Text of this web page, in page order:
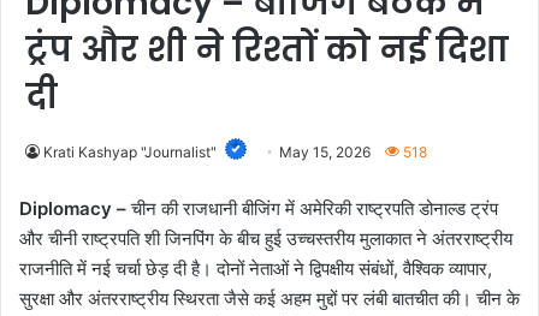
ट्रंप और शी ने रिश्तों को नई दिशा
दी
Krati Kashyap "Journalist" May 15, 2026 518
Diplomacy –चीन की राजधानी बीजिंग में अमेरिकी राष्ट्रपति डोनाल्ड ट्रंप
और चीनी राष्ट्रपति शी जिनपिंग के बीच हुई उच्चस्तरीय मुलाकात ने अंतरराष्ट्रीय
राजनीति में नई चर्चा छेड़ दी है। दोनों नेताओं ने द्विपक्षीय संबंधों, वैश्विक व्यापार,
सुरक्षा और अंतरराष्ट्रीय स्थिरता जैसे कई अहम मुद्दों पर लंबी बातचीत की। चीन के